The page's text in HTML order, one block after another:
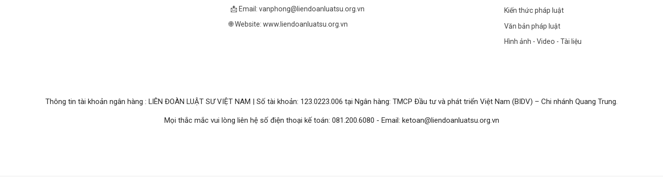
📩 Email: vanphong@liendoanluatsu.org.vn
🌐 Website: www.liendoanluatsu.org.vn
Kiến thức pháp luật
Văn bản pháp luật
Hình ảnh - Video - Tài liệu
Thông tin tài khoản ngân hàng : LIÊN ĐOÀN LUẬT SƯ VIỆT NAM | Số tài khoản: 123.0223.006 tại Ngân hàng: TMCP Đầu tư và phát triển Việt Nam (BIDV) – Chi nhánh Quang Trung.
Mọi thắc mắc vui lòng liên hệ số điện thoại kế toán: 081.200.6080 - Email: ketoan@liendoanluatsu.org.vn